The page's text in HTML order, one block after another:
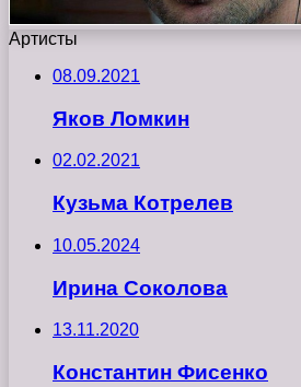
Артисты
08.09.2021
Яков Ломкин
02.02.2021
Кузьма Котрелев
10.05.2024
Ирина Соколова
13.11.2020
Константин Фисенко